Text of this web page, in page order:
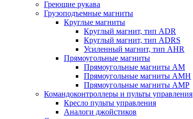
Греющие рукава
Грузоподъемные магниты
Круглые магниты
Круглый магнит, тип ADR
Круглый магнит, тип ADRS
Усиленный магнит, тип AHR
Прямоугольные магниты
Прямоугольные магниты AM
Прямоугольные магниты AMH
Прямоугольные магниты AMP
Командоконтроллеры и пульты управления
Кресло пульты управления
Аналоги джойстиков